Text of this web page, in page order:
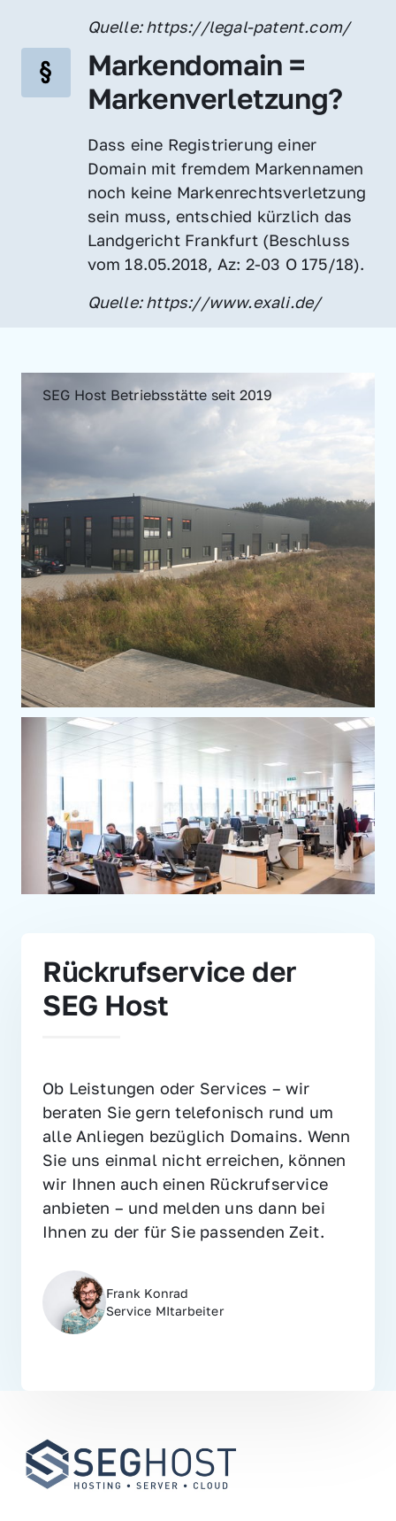
Quelle: https://legal-patent.com/
Markendomain =
Markenverletzung?
Dass eine Registrierung einer
Domain mit fremdem Markennamen
noch keine Markenrechtsverletzung
sein muss, entschied kürzlich das
Landgericht Frankfurt (Beschluss
vom 18.05.2018, Az: 2-03 O 175/18).
Quelle: https://www.exali.de/
SEG Host Betriebsstätte seit 2019
Rückrufservice der
SEG Host
Ob Leistungen oder Services – wir
beraten Sie gern telefonisch rund um
alle Anliegen bezüglich Domains. Wenn
Sie uns einmal nicht erreichen, können
wir Ihnen auch einen Rückrufservice
anbieten – und melden uns dann bei
Ihnen zu der für Sie passenden Zeit.
Frank Konrad
Service MItarbeiter